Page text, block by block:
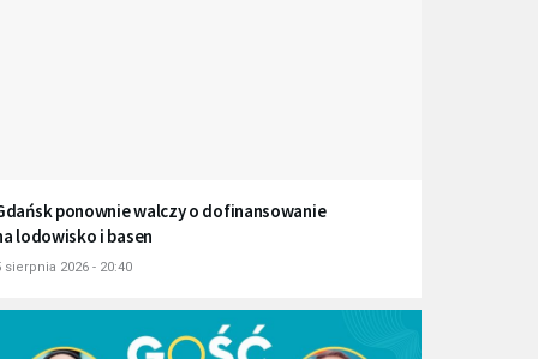
ponownie walczy o dofinansowanie
lodowisko i basen
sierpnia 2026 - 20:40